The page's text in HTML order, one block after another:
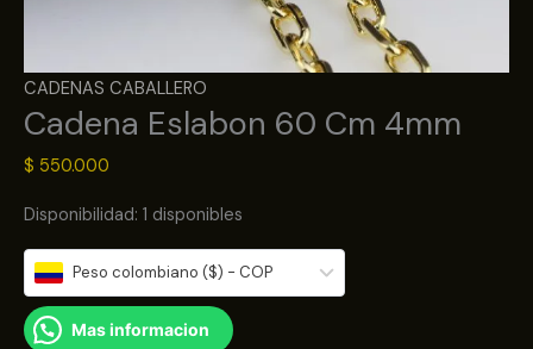
CADENAS CABALLERO
Cadena Eslabon 60 Cm 4mm
$ 550.000
Disponibilidad: 1 disponibles
Peso colombiano ($) - COP
Mas informacion